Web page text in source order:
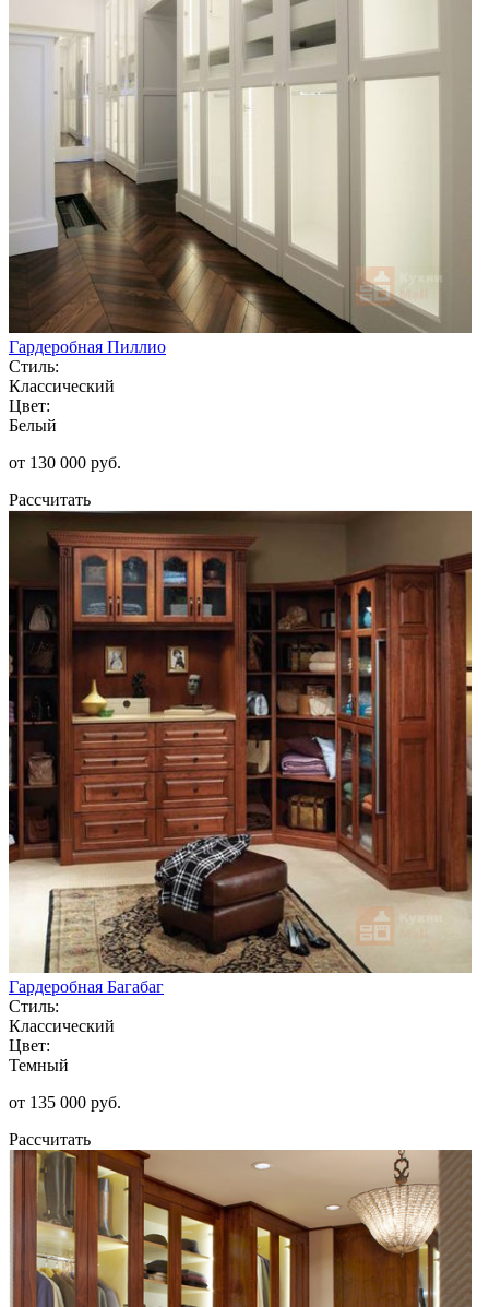
Гардеробная Пиллио
Стиль:
Классический
Цвет:
Белый
от 130 000 руб.
Рассчитать
Гардеробная Багабаг
Стиль:
Классический
Цвет:
Темный
от 135 000 руб.
Рассчитать